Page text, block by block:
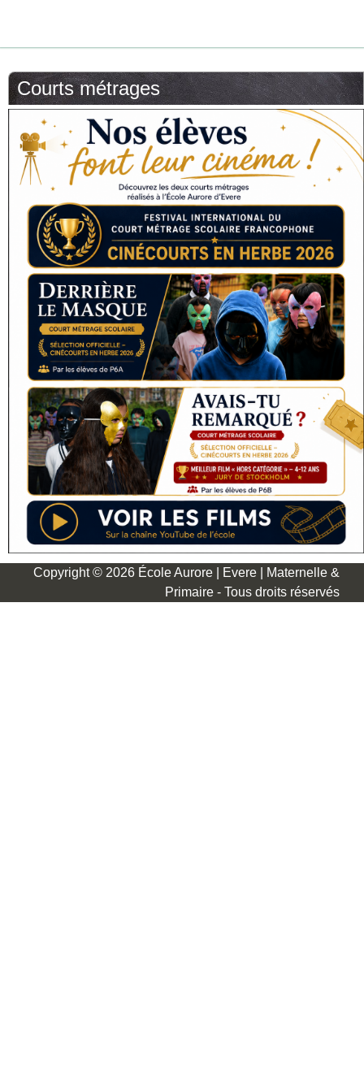
Courts métrages
Copyright © 2026 École Aurore | Evere | Maternelle &
Primaire - Tous droits réservés